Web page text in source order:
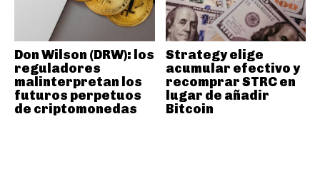
Don Wilson (DRW): los
reguladores
malinterpretan los
futuros perpetuos
de criptomonedas
Strategy elige
acumular efectivo y
recomprar STRC en
lugar de añadir
Bitcoin